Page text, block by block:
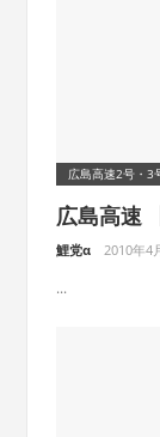
広島高速2号・3
広島高速
鯉党α 2010年4
...